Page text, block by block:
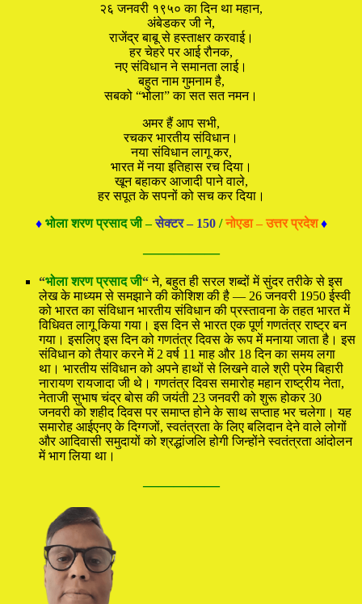
२६ जनवरी १९५० का दिन था महान,
अंबेडकर जी ने,
राजेंद्र बाबू से हस्ताक्षर करवाई।
हर चेहरे पर आई रौनक,
नए संविधान ने समानता लाई।
बहुत नाम गुमनाम है,
सबको “भोला” का सत सत नमन।
अमर हैं आप सभी,
रचकर भारतीय संविधान।
नया संविधान लागू कर,
भारत में नया इतिहास रच दिया।
खून बहाकर आजादी पाने वाले,
हर सपूत के सपनों को सच कर दिया।
♦भोला शरण प्रसाद जी –सेक्टर – 150 /नोएडा – उत्तर प्रदेश ♦
—————
“भोला शरण प्रसाद जी“ने, बहुत ही सरल शब्दों में सुंदर तरीके से इस
लेख के माध्यम से समझाने की कोशिश की है — 26 जनवरी 1950 ईस्वी
को भारत का संविधान भारतीय संविधान की प्रस्तावना के तहत भारत में
विधिवत लागू किया गया। इस दिन से भारत एक पूर्ण गणतंत्र राष्ट्र बन
गया। इसलिए इस दिन को गणतंत्र दिवस के रूप में मनाया जाता है। इस
संविधान को तैयार करने में 2 वर्ष 11 माह और 18 दिन का समय लगा
था। भारतीय संविधान को अपने हाथों से लिखने वाले श्री प्रेम बिहारी
नारायण रायजादा जी थे। गणतंत्र दिवस समारोह महान राष्ट्रीय नेता,
नेताजी सुभाष चंद्र बोस की जयंती 23 जनवरी को शुरू होकर 30
जनवरी को शहीद दिवस पर समाप्‍त होने के साथ सप्ताह भर चलेगा। यह
समारोह आईएनए के दिग्गजों, स्वतंत्रता के लिए बलिदान देने वाले लोगों
और आदिवासी समुदायों को श्रद्धांजलि होगी जिन्होंने स्वतंत्रता आंदोलन
में भाग लिया था।
—————